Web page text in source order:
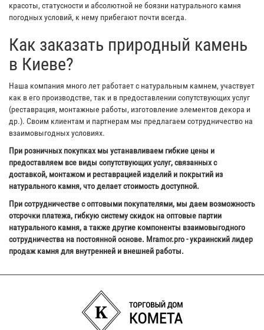
красоты, статусности и абсолютной не боязни натурального камня
погодных условий, к нему прибегают почти всегда.
Как заказать природный камень
в Киеве?
Наша компания много лет работает с натуральным камнем, участвует
как в его производстве, так и в предоставлении сопутствующих услуг
(реставрация, монтажные работы, изготовление элементов декора и
др.). Своим клиентам и партнерам мы предлагаем сотрудничество на
взаимовыгодных условиях.
При розничных покупках мы устанавливаем гибкие цены и
предоставляем все виды сопутствующих услуг, связанных с
доставкой, монтажом и реставрацией изделий и покрытий из
натурального камня, что делает стоимость доступной.
При сотрудничестве с оптовыми покупателями, мы даем возможность
отсрочки платежа, гибкую систему скидок на оптовые партии
натурального камня, а также другие компоненты взаимовыгодного
сотрудничества на постоянной основе. Mramor.pro - украинский лидер
продаж камня для внутренней и внешней работы.